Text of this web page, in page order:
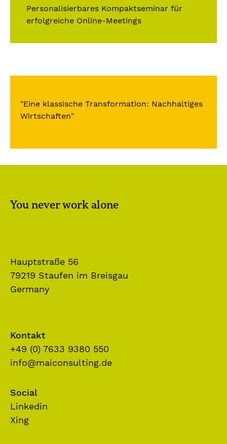
Personalisierbares Kompaktseminar für
erfolgreiche Online-Meetings
"Eine klassische Transformation: Nachhaltiges
Wirtschaften"
You never work alone
Hauptstraße 56
79219 Staufen im Breisgau
Germany
Kontakt
+49 (0) 7633 9380 550
info@maiconsulting.de
Social
Linkedin
Xing